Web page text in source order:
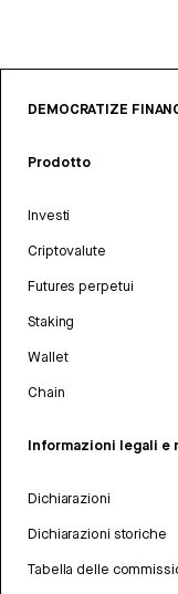
DEMOCRATIZE
Prodotto
Investi
Criptovalute
Futures perpetui
Staking
Wallet
Chain
Informazioni legali e
Dichiarazioni
Dichiarazioni storiche
Tabella delle